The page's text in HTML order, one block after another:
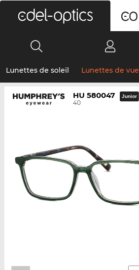
Lunettes de soleil Lunettes de vue
HU 580047
40
Junior